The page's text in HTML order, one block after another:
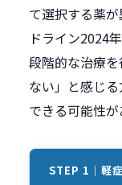
て選択する薬
ドライン2024
段階的な治療
ない」と感じ
できる可能性が
STEP 1｜軽症